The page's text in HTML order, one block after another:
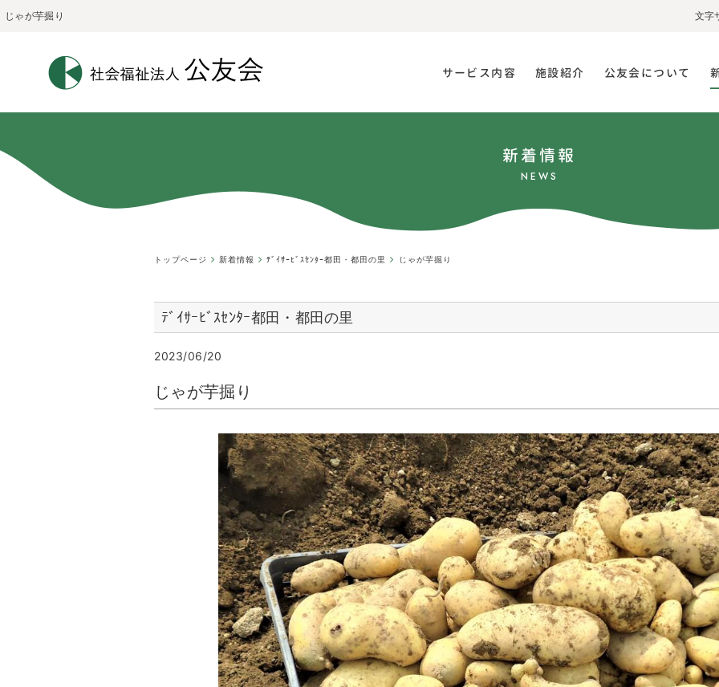
じゃが芋掘り 文字
サービス内容 施設紹介 公友会について
新着情報
NEWS
トップページ 新着情報 ﾃﾞｲｻｰﾋﾞｽｾﾝﾀｰ都田・都田の里 じゃが芋掘り
ﾃﾞｲｻｰﾋﾞｽｾﾝﾀｰ都田・都田の里
2023/06/20
じゃが芋掘り